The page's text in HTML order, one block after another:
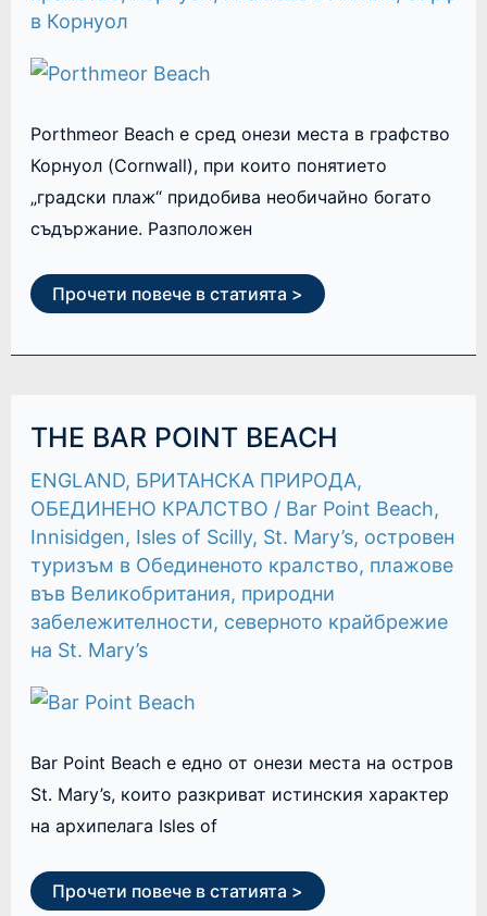
в Корнуол
Porthmeor Beach е сред онези места в графство
Корнуол (Cornwall), при които понятието
„градски плаж“ придобива необичайно богато
съдържание. Разположен
Прочети повече в статията >
THE BAR POINT BEACH
ENGLAND, БРИТАНСКА ПРИРОДА,
ОБЕДИНЕНО КРАЛСТВО / Bar Point Beach,
Innisidgen, Isles of Scilly, St. Mary’s, островен
туризъм в Обединеното кралство, плажове
във Великобритания, природни
забележителности, северното крайбрежие
на St. Mary’s
Bar Point Beach е едно от онези места на остров
St. Mary’s, които разкриват истинския характер
на архипелага Isles of
THE
BAR
BEACH
Прочети повече в статията >